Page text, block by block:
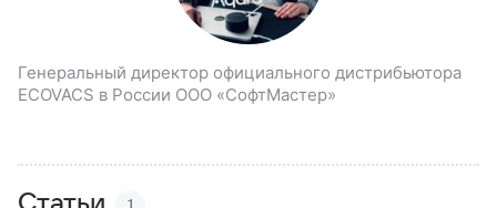
Генеральный директор официального дистрибьютора
ECOVACS в России ООО «СофтМастер»